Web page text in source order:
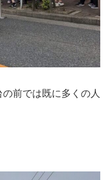
前では既に多くの人